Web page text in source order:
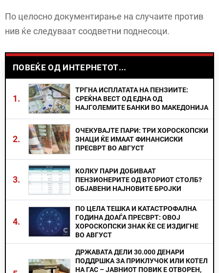
По целосно документирање на случаите против
нив ќе следуваат соодветни поднесоци.
ПОВЕЌЕ ОД ИНТЕРНЕТОТ...
1.
ТРГНА ИСПЛАТАТА НА ПЕНЗИИТЕ:
СРЕЌНА ВЕСТ ОД ЕДНА ОД
НАЈГОЛЕМИТЕ БАНКИ ВО МАКЕДОНИЈА
2.
ОЧЕКУВАЈТЕ ПАРИ: ТРИ ХОРОСКОПСКИ
ЗНАЦИ ЌЕ ИМААТ ФИНАНСИСКИ
ПРЕСВРТ ВО АВГУСТ
3.
КОЛКУ ПАРИ ДОБИВААТ
ПЕНЗИОНЕРИТЕ ОД ВТОРИОТ СТОЛБ?
ОБЈАВЕНИ НАЈНОВИТЕ БРОЈКИ
4.
ПО ЦЕЛА ТЕШКА И КАТАСТРОФАЛНА
ГОДИНА ДОАЃА ПРЕСВРТ: ОВОЈ
ХОРОСКОПСКИ ЗНАК ЌЕ СЕ ИЗДИГНЕ
ВО АВГУСТ
ДРЖАВАТА ДЕЛИ 30.000 ДЕНАРИ
ПОДДРШКА ЗА ПРИКЛУЧОК ИЛИ КОТЕЛ
НА ГАС – ЈАВНИОТ ПОВИК Е ОТВОРЕН,